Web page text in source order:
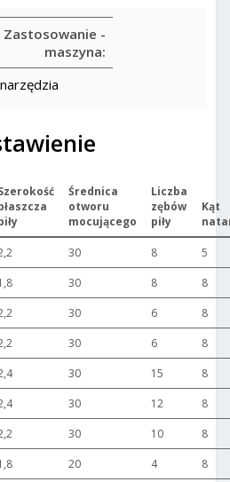
Zastosowanie -
maszyna:
Średnica
otworu
mocującego
Liczba
zębów
piły
Kąt
30 8
5
30 8
8
30 6
8
30 6
8
30 15
8
30 12
8
30 10
8
20 4
8